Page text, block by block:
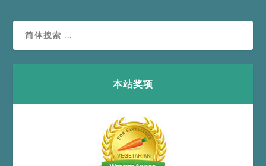
本站奖项